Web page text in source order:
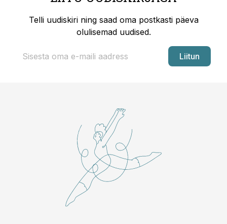
Telli uudiskiri ning saad oma postkasti päeva
olulisemad uudised.
Liitun